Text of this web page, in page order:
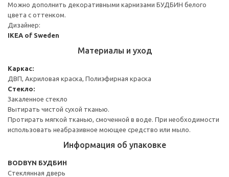
Можно дополнить декоративными карнизами БУДБИН белого
цвета с оттенком.
Дизайнер:
IKEA of Sweden
Материалы и уход
Каркас:
ДВП, Акриловая краска, Полиэфирная краска
Стекло:
Закаленное стекло
Вытирать чистой сухой тканью.
Протирать мягкой тканью, смоченной в воде. При необходимости
использовать неабразивное моющее средство или мыло.
Информация об упаковке
BODBYN БУДБИН
Стеклянная дверь